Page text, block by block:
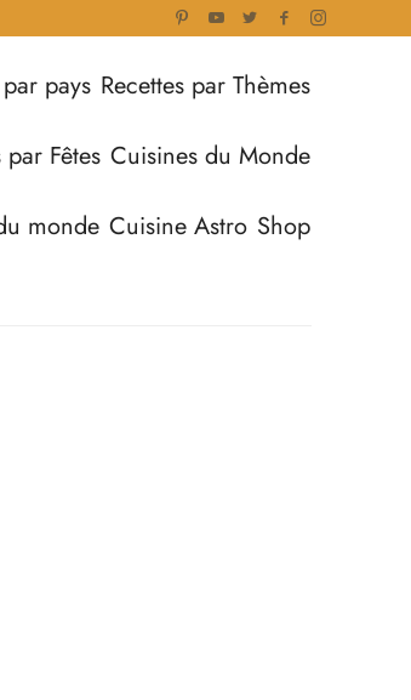
pays Recettes par Thèmes
par Fêtes Cuisines du Monde
monde Cuisine Astro Shop